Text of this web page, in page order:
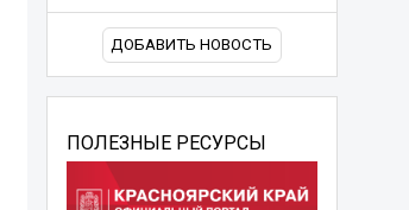
ДОБАВИТЬ НОВОСТЬ
ПОЛЕЗНЫЕ РЕСУРСЫ